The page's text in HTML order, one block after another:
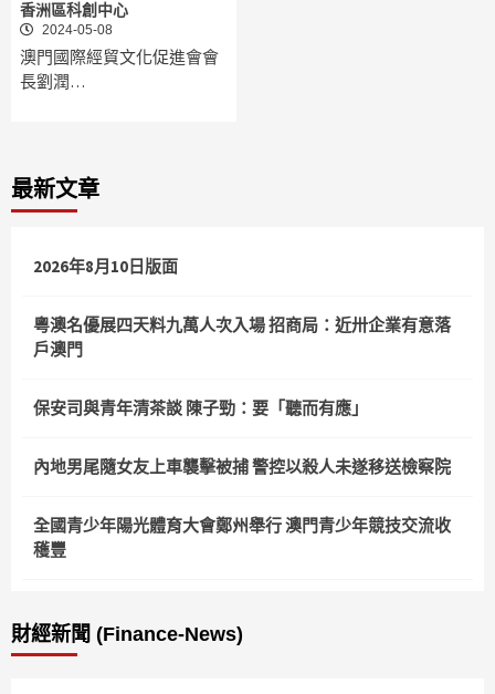
香洲區科創中心
2024-05-08
澳門國際經貿文化促進會會
長劉潤…
最新文章
2026年8月10日版面
粵澳名優展四天料九萬人次入場 招商局：近卅企業有意落
戶澳門
保安司與青年清茶談 陳子勁：要「聽而有應」
內地男尾隨女友上車襲擊被捕 警控以殺人未遂移送檢察院
全國青少年陽光體育大會鄭州舉行 澳門青少年競技交流收
穫豐
財經新聞 (Finance-News)